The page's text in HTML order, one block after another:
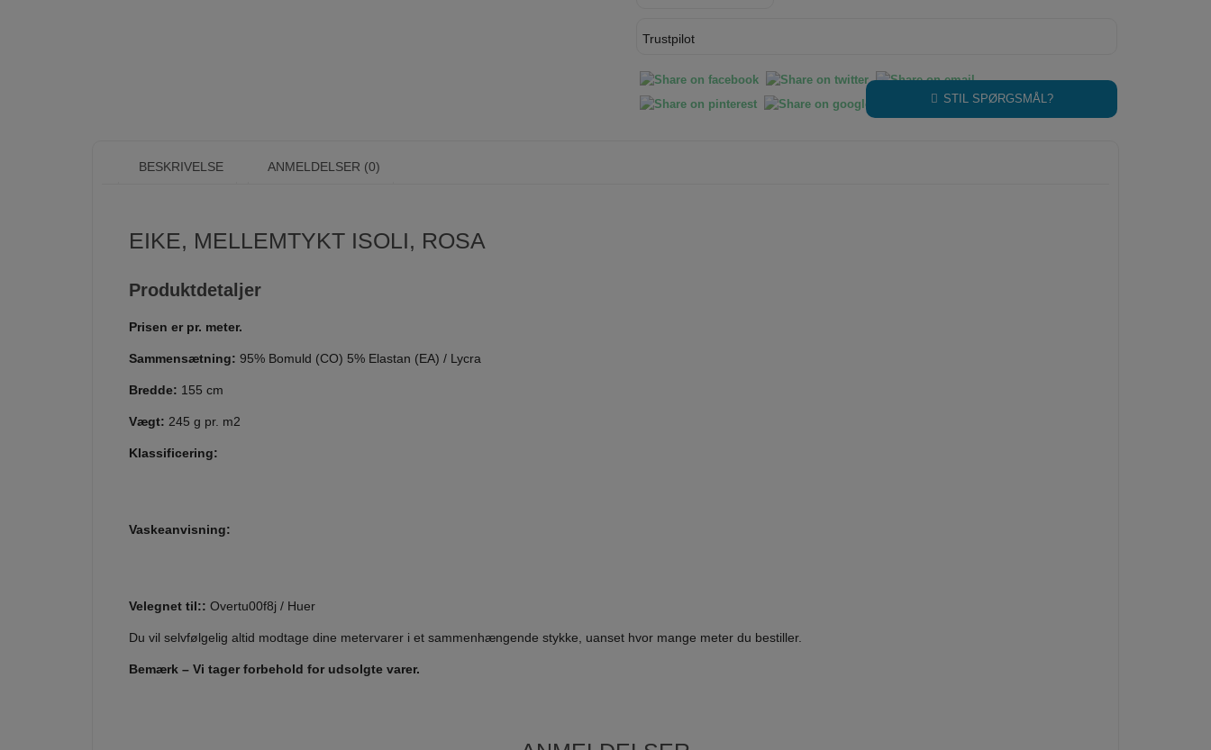
Trustpilot
STIL SPØRGSMÅL?
BESKRIVELSE ANMELDELSER (0)
EIKE, MELLEMTYKT ISOLI, ROSA
Produktdetaljer
Prisen er pr. meter.
Sammensætning: 95% Bomuld (CO) 5% Elastan (EA) / Lycra
Bredde: 155 cm
Vægt: 245 g pr. m2
Klassificering:
Vaskeanvisning:
Velegnet til:: Overtu00f8j / Huer
Du vil selvfølgelig altid modtage dine metervarer i et sammenhængende stykke, uanset hvor mange meter du bestiller.
Bemærk – Vi tager forbehold for udsolgte varer.